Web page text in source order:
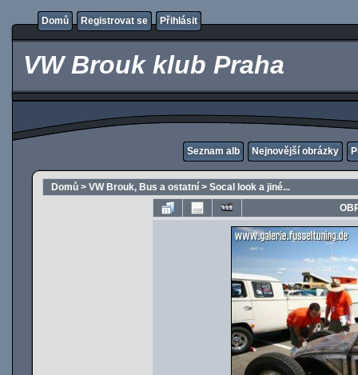
Domů Registrovat se Přihlásit
VW Brouk klub Praha
Seznam alb Nejnovější obrázky
Domů > VW Brouk, Bus a ostatní > Socal look a jiné...